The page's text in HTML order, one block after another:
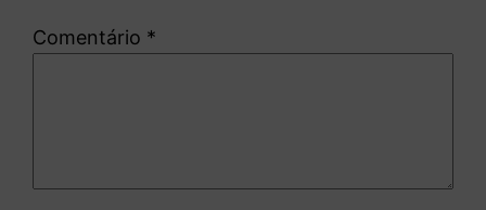
Comentário *